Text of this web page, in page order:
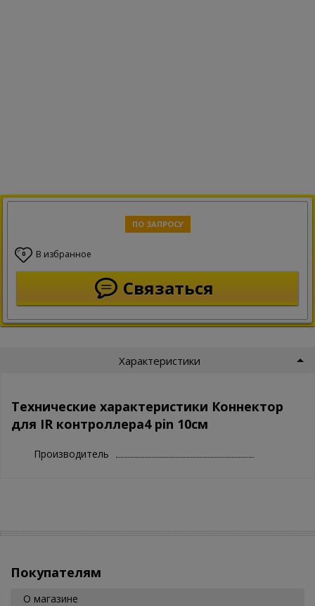
ПО ЗАПРОСУ
0 В избранное
Связаться
Характеристики
Технические характеристики Коннектор
для IR контроллера4 pin 10см
Производитель
Покупателям
О магазине